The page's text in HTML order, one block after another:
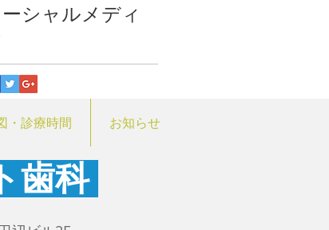
シャルメディ
・診療時間 お知らせ
歯科